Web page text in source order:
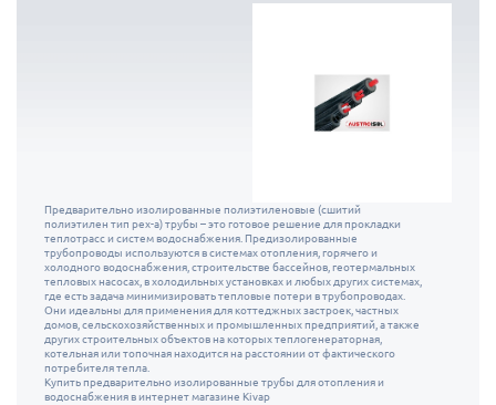
Предварительно изолированные полиэтиленовые (сшитий
полиэтилен тип pex-a) трубы – это готовое решение для прокладки
теплотрасс и систем водоснабжения. Предизолированные
трубопроводы используются в системах отопления, горячего и
холодного водоснабжения, строительстве бассейнов, геотермальных
тепловых насосах, в холодильных установках и любых других системах,
где есть задача минимизировать тепловые потери в трубопроводах.
Они идеальны для применения для коттеджных застроек, частных
домов, сельскохозяйственных и промышленных предприятий, а также
других строительных объектов на которых теплогенераторная,
котельная или топочная находится на расстоянии от фактического
потребителя тепла.
Купить предварительно изолированные трубы для отопления и
водоснабжения в интернет магазине Kivap